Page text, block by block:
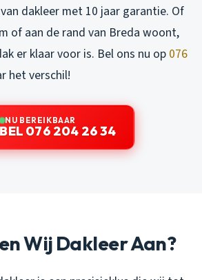
dakleer met 10 jaar garantie. Of
of aan de rand van Breda woont,
er klaar voor is. Bel ons nu op 076
het verschil!
NU BEREIKBAAR
BEL 076 204 26 34
Wij Dakleer Aan?